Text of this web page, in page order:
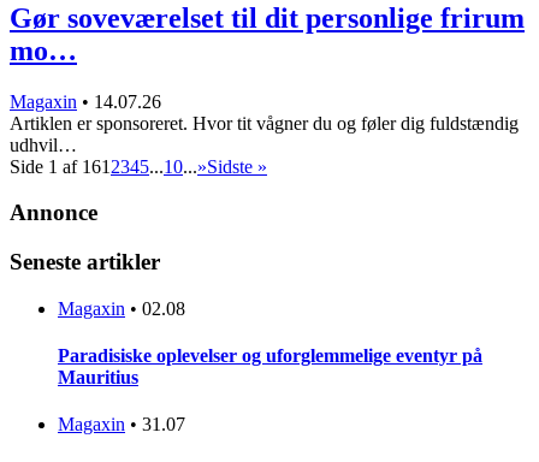
Gør soveværelset til dit personlige frirum
mo…
Magaxin • 14.07.26
Artiklen er sponsoreret. Hvor tit vågner du og føler dig fuldstændig
udhvil…
Side 1 af 161 2345...10...»Sidste »
Annonce
Seneste artikler
Magaxin • 02.08
Paradisiske oplevelser og uforglemmelige eventyr på
Mauritius
Magaxin • 31.07